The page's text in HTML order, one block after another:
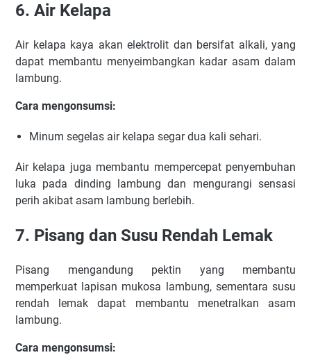
6. Air Kelapa
Air kelapa kaya akan elektrolit dan bersifat alkali, yang
dapat membantu menyeimbangkan kadar asam dalam
lambung.
Cara mengonsumsi:
Minum segelas air kelapa segar dua kali sehari.
Air kelapa juga membantu mempercepat penyembuhan
luka pada dinding lambung dan mengurangi sensasi
perih akibat asam lambung berlebih.
7. Pisang dan Susu Rendah Lemak
Pisang mengandung pektin yang membantu
memperkuat lapisan mukosa lambung, sementara susu
rendah lemak dapat membantu menetralkan asam
lambung.
Cara mengonsumsi: